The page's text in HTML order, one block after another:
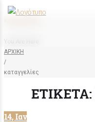
You Are Here:
ΑΡΧΙΚΗ
/
καταγγελίες
ΕΤΙΚΈΤΑ:
14, Ιαν